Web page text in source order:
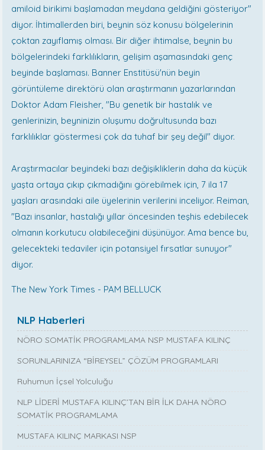
amiloid birikimi başlamadan meydana geldiğini gösteriyor"
diyor. İhtimallerden biri, beynin söz konusu bölgelerinin
çoktan zayıflamış olması. Bir diğer ihtimalse, beynin bu
bölgelerindeki farklılıkların, gelişim aşamasındaki genç
beyinde başlaması. Banner Enstitüsü'nün beyin
görüntüleme direktörü olan araştırmanın yazarlarından
Doktor Adam Fleisher, "Bu genetik bir hastalık ve
genlerinizin, beyninizin oluşumu doğrultusunda bazı
farklılıklar göstermesi çok da tuhaf bir şey değil" diyor.
Araştırmacılar beyindeki bazı değişikliklerin daha da küçük
yaşta ortaya çıkıp çıkmadığını görebilmek için, 7 ila 17
yaşları arasındaki aile üyelerinin verilerini inceliyor. Reiman,
"Bazı insanlar, hastalığı yıllar öncesinden teşhis edebilecek
olmanın korkutucu olabileceğini düşünüyor. Ama bence bu,
gelecekteki tedaviler için potansiyel fırsatlar sunuyor"
diyor.
The New York Times - PAM BELLUCK
NLP Haberleri
NÖRO SOMATİK PROGRAMLAMA NSP MUSTAFA KILINÇ
SORUNLARINIZA “BİREYSEL” ÇÖZÜM PROGRAMLARI
Ruhumun İçsel Yolculuğu
NLP LİDERİ MUSTAFA KILINÇ’TAN BİR İLK DAHA NÖRO
SOMATİK PROGRAMLAMA
MUSTAFA KILINÇ MARKASI NSP